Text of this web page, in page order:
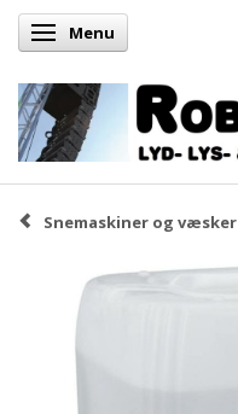
Skifte navigation
Menu
Snemaskiner og væsker